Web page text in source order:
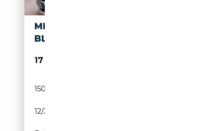
MERCEDES-BENZ CLS 250 CDI
BLUEEFFICIENCY AUTO
17 900€
150 000 km
12/2012